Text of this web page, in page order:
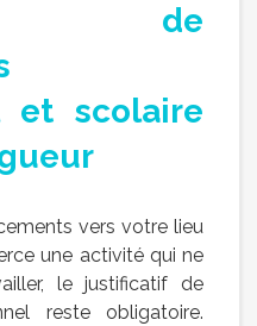
de
et scolaire
vers votre lieu
une activité qui ne
le justificatif de
reste obligatoire.